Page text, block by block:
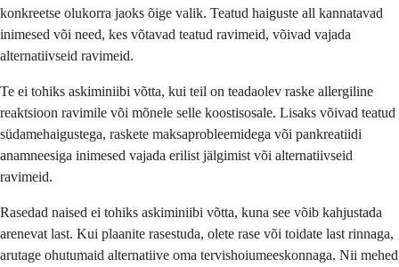
konkreetse olukorra jaoks õige valik. Teatud haiguste all kannatavad
inimesed või need, kes võtavad teatud ravimeid, võivad vajada
alternatiivseid ravimeid.
Te ei tohiks askiminiibi võtta, kui teil on teadaolev raske allergiline
reaktsioon ravimile või mõnele selle koostisosale. Lisaks võivad teatud
südamehaigustega, raskete maksaprobleemidega või pankreatiidi
anamneesiga inimesed vajada erilist jälgimist või alternatiivseid
ravimeid.
Rasedad naised ei tohiks askiminiibi võtta, kuna see võib kahjustada
arenevat last. Kui plaanite rasestuda, olete rase või toidate last rinnaga,
arutage ohutumaid alternatiive oma tervishoiumeeskonnaga. Nii mehed